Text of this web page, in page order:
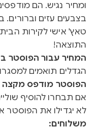
ומחיר נגיש. הם
בצבעים עזים וברורים.
טאץ' אישי לקירות
התוצאה!
המחיר עבור הפוסטר
הגדלים תואמים
הפוסטר מודפס מקצה
אם תבחרו להוסיף
לא יגדילו את הפוסטר
משלוחים: